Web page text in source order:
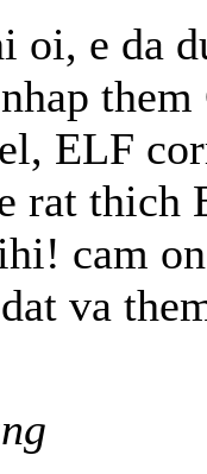
oi, e da
ELF
rat thich
cam
va